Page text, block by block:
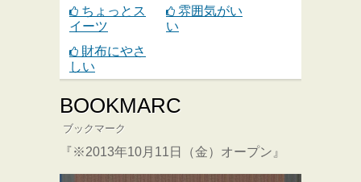
ちょっとス
イーツ
雰囲気がい
い
財布にやさ
しい
BOOKMARC
ブックマーク
『※2013年10月11日（金）オープン』